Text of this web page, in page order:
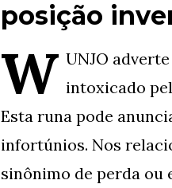
posição
W UNJO
intoxicado
Esta runa pode
infortúnios. Nos
sinônimo de perda ou